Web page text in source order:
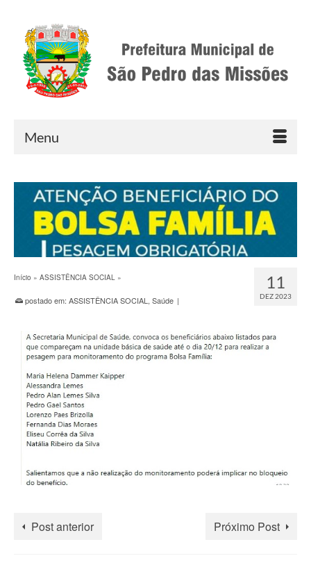
Menu
11
DEZ 2023
Início » ASSISTÊNCIA SOCIAL »
postado em: ASSISTÊNCIA SOCIAL, Saúde |
Post anterior Próximo Post